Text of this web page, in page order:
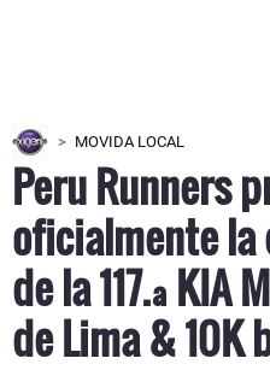
MOVIDA LOCAL
Peru Runners
oficialmente
de la 117.ª KIA
de Lima & 10K